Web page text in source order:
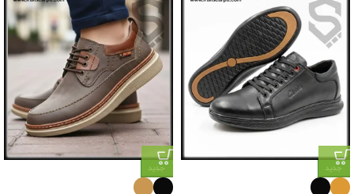
جدید جدید